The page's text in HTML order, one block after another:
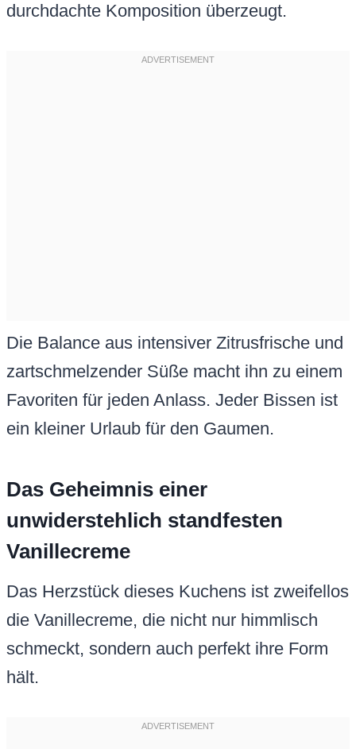
durchdachte Komposition überzeugt.
Die Balance aus intensiver Zitrusfrische und
zartschmelzender Süße macht ihn zu einem
Favoriten für jeden Anlass. Jeder Bissen ist
ein kleiner Urlaub für den Gaumen.
Das Geheimnis einer
unwiderstehlich standfesten
Vanillecreme
Das Herzstück dieses Kuchens ist zweifellos
die Vanillecreme, die nicht nur himmlisch
schmeckt, sondern auch perfekt ihre Form
hält.